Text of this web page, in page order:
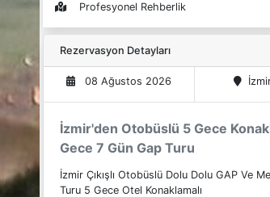
Profesyonel Rehberlik
Rezervasyon Detayları
08 Ağustos 2026
İzmir'den Otobüslü 5 Gece
Gece 7 Gün Gap Turu
İzmir Çıkışlı Otobüslü Dolu Dolu GAP Ve
Turu 5 Gece Otel Konaklamalı